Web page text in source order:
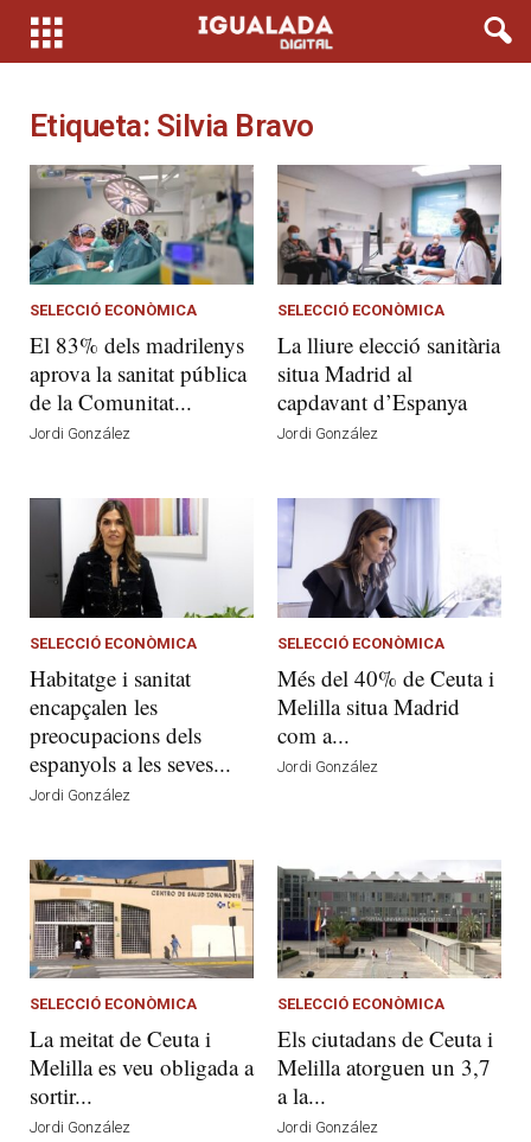
Etiqueta: Silvia Bravo
SELECCIÓ ECONÒMICA
El 83% dels madrilenys
aprova la sanitat pública
de la Comunitat...
Jordi González
SELECCIÓ ECONÒMICA
La lliure elecció sanitària
situa Madrid al
capdavant d’Espanya
Jordi González
SELECCIÓ ECONÒMICA
Habitatge i sanitat
encapçalen les
preocupacions dels
espanyols a les seves...
Jordi González
SELECCIÓ ECONÒMICA
Més del 40% de Ceuta i
Melilla situa Madrid
com a...
Jordi González
SELECCIÓ ECONÒMICA
La meitat de Ceuta i
Melilla es veu obligada a
sortir...
Jordi González
SELECCIÓ ECONÒMICA
Els ciutadans de Ceuta i
Melilla atorguen un 3,7
a la...
Jordi González